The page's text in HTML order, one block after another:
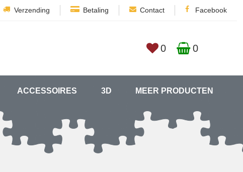
Verzending Betaling Contact Facebook
0 0
ACCESSOIRES 3D MEER PRODUCTEN